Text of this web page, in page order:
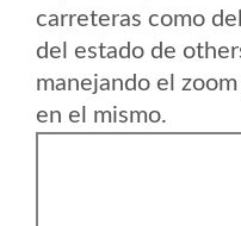
carreteras como
del estado de
manejando el
en el mismo.